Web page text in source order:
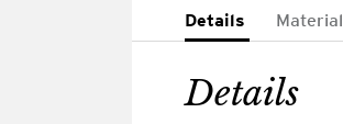
Details Material
Details